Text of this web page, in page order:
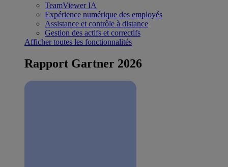
TeamViewer IA
Expérience numérique des employés
Assistance et contrôle à distance
Gestion des actifs et correctifs
Afficher toutes les fonctionnalités
Rapport Gartner 2026